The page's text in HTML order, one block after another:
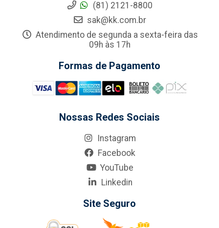
(81) 2121-8800
sak@kk.com.br
Atendimento de segunda a sexta-feira das
09h às 17h
Formas de Pagamento
Nossas Redes Sociais
Instagram
Facebook
YouTube
Linkedin
Site Seguro